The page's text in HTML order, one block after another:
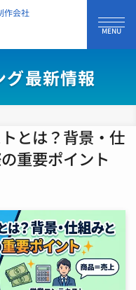
作会社
グ最新情報
とは？背景・仕
重要ポイント